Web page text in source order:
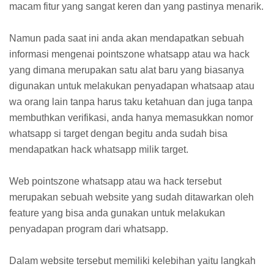
macam fitur yang sangat keren dan yang pastinya menarik.
Namun pada saat ini anda akan mendapatkan sebuah
informasi mengenai pointszone whatsapp atau wa hack
yang dimana merupakan satu alat baru yang biasanya
digunakan untuk melakukan penyadapan whatsaap atau
wa orang lain tanpa harus taku ketahuan dan juga tanpa
membuthkan verifikasi, anda hanya memasukkan nomor
whatsapp si target dengan begitu anda sudah bisa
mendapatkan hack whatsapp milik target.
Web pointszone whatsapp atau wa hack tersebut
merupakan sebuah website yang sudah ditawarkan oleh
feature yang bisa anda gunakan untuk melakukan
penyadapan program dari whatsapp.
Dalam website tersebut memiliki kelebihan yaitu langkah